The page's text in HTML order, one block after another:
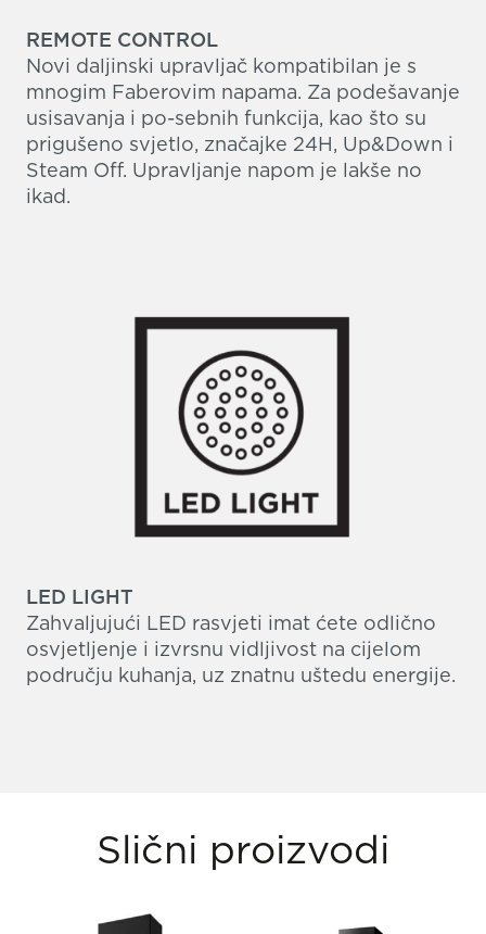
REMOTE CONTROL
Novi daljinski upravljač kompatibilan je s
mnogim Faberovim napama. Za podešavanje
usisavanja i po-sebnih funkcija, kao što su
prigušeno svjetlo, značajke 24H, Up&Down i
Steam Off. Upravljanje napom je lakše no
ikad.
LED LIGHT
Zahvaljujući LED rasvjeti imat ćete odlično
osvjetljenje i izvrsnu vidljivost na cijelom
području kuhanja, uz znatnu uštedu energije.
Slični proizvodi